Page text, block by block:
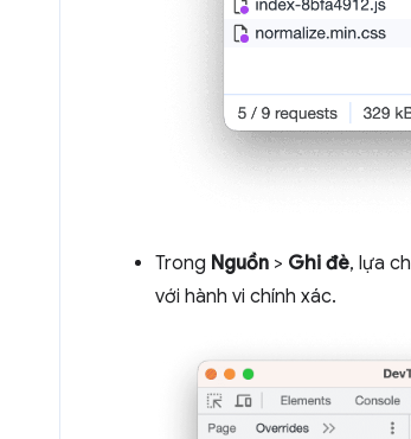
Trong Nguồn > Ghi đè, lựa
với hành vi chính xác.